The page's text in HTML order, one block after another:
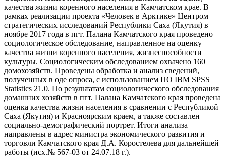
качества жизни коренного населения в Камчатском крае. В
рамках реализации проекта «Человек в Арктике» Центром
стратегических исследований Республики Саха (Якутия) в
ноябре 2017 года в пгт. Палана Камчатского края проведено
социологическое обследование, направленное на оценку
качества жизни коренного населения, жизнеспособности
культуры. Социологическим обследованием охвачено 160
домохозяйств. Проведены обработка и анализ сведений,
полученных в оде опроса, с использованием ПО IBM SPSS
Statistics 21.0. По результатам социологического обследования
домашних хозяйств в пгт. Палана Камчатского края проведена
оценка качества жизни населения в сравнении с Республикой
Саха (Якутия) и Красноярским краем, а также составлен
социально-демографический портрет. Итоги анализа
направлены в адрес министра экономического развития и
торговли Камчатского края Д.А. Коростелева для дальнейшей
работы (исх.№ 567-03 от 24.07.18 г.).